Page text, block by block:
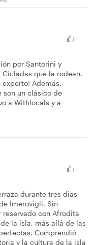
por Santorini y
que la rodean.
experto! Además,
son un clásico de
a Withlocals y a
durante tres días
Imerovigli. Sin
con Afrodita
la isla, más allá de las
Comprendió
y la cultura de la isla